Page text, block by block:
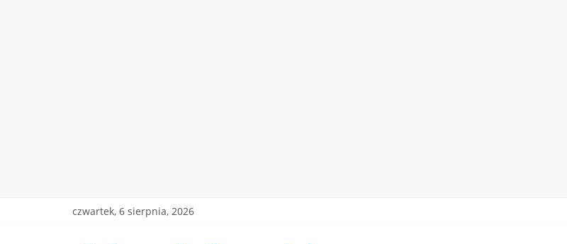
czwartek, 6 sierpnia, 2026